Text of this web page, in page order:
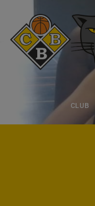
CLUB